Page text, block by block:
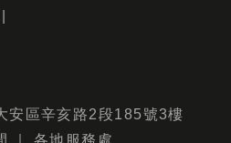
安區辛亥路2段185號3樓